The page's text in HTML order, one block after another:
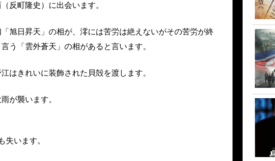
反町隆史）に出会います。
旭日昇天」の相が、澪には苦労は絶えないがその苦労が終
う「雲外蒼天」の相があると言います。
はきれいに装飾された貝殻を渡します。
が襲います。
失います。